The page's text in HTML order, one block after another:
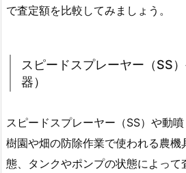
で査定額を比較してみましょう。
スピードスプレーヤー（SS
器）
スピードスプレーヤー（SS）や動
樹園や畑の防除作業で使われる農機
態、タンクやポンプの状態によって